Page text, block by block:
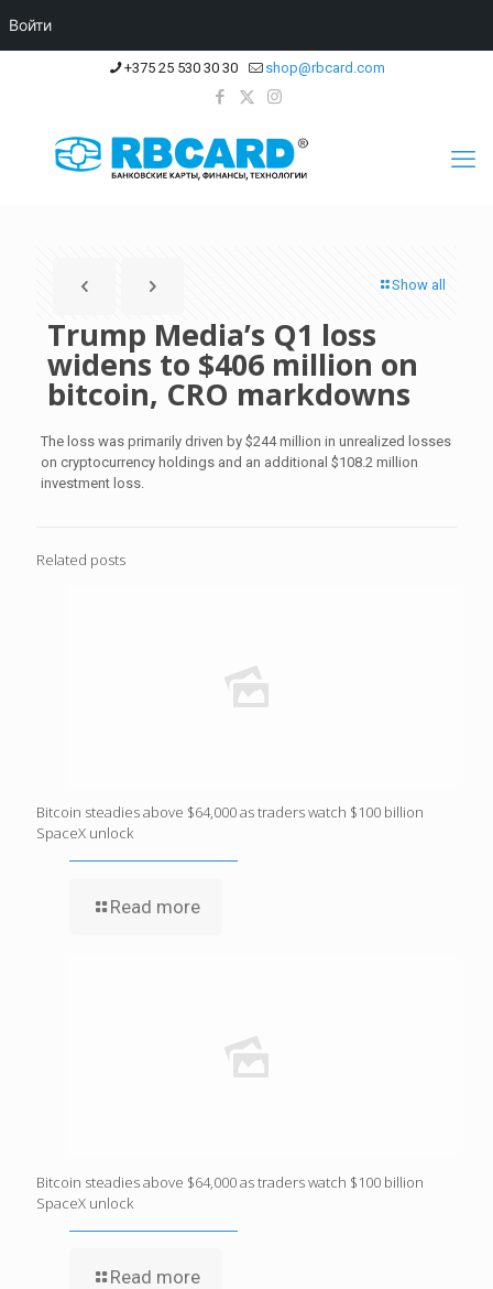
+375 25 530 30 30 shop@rbcard.com
Show all
Trump Media’s Q1 loss
widens to $406 million on
bitcoin, CRO markdowns
The loss was primarily driven by $244 million in unrealized losses
on cryptocurrency holdings and an additional $108.2 million
investment loss.
Related posts
Bitcoin steadies above $64,000 as traders watch $100 billion
SpaceX unlock
Read more
Bitcoin steadies above $64,000 as traders watch $100 billion
SpaceX unlock
Read more
Войти